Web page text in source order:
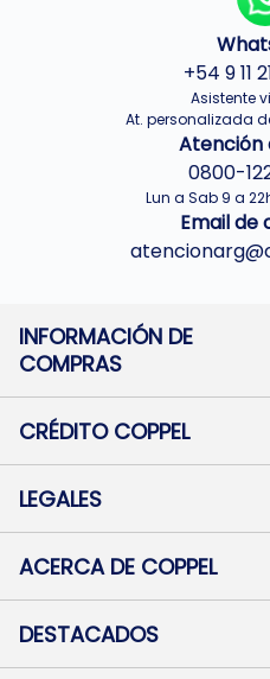
+54 9 11
Asistente
At. personalizada
Atención
0800-
Lun a Sab 9 a
Email
INFORMACIÓN DE
COMPRAS
Términos y condiciones
Botón de arrepentimiento
Mapa de sitio
CRÉDITO COPPEL
Solicitar Crédito
Medios de Pago
Pago Fácil Online
LEGALES
Baja contratos
Defensa al consumidor CABA
ACERCA DE COPPEL
Trabajá con Nosotros
Preguntas Frecuentes
DESTACADOS